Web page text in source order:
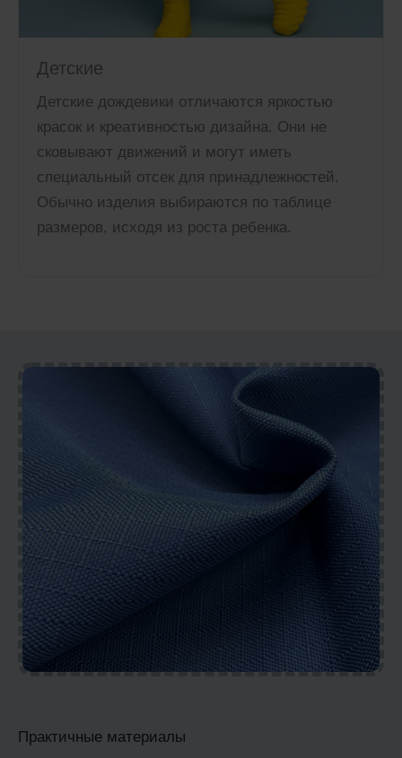
Детские
Детские дождевики отличаются яркостью
красок и креативностью дизайна. Они не
сковывают движений и могут иметь
специальный отсек для принадлежностей.
Обычно изделия выбираются по таблице
размеров, исходя из роста ребенка.
Практичные материалы